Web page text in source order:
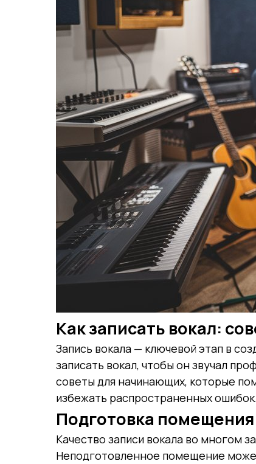
Как записать вокал:
Запись вокала — ключевой этап в
записать вокал, чтобы он звучал
советы для начинающих, которые
избежать распространенных
Подготовка помещения
Качество записи вокала во многом
Неподготовленное помещение